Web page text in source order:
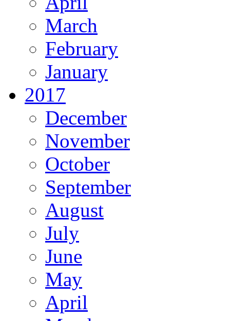
March
February
January
2017
December
November
October
September
August
July
June
May
April